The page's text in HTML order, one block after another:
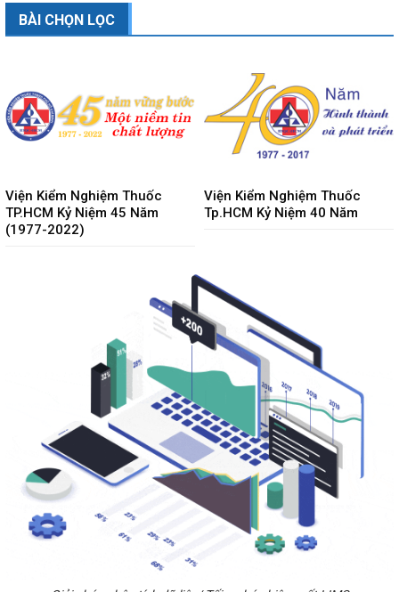
BÀI CHỌN LỌC
Viện Kiểm Nghiệm Thuốc
TP.HCM Kỷ Niệm 45 Năm
(1977-2022)
Viện Kiểm Nghiệm Thuốc
Tp.HCM Kỷ Niệm 40 Năm